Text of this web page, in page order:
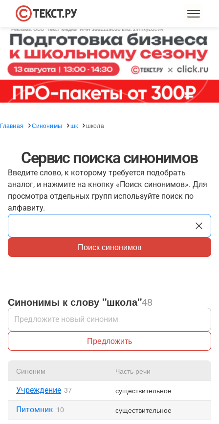
Главная Синонимы шк школа
Сервис поиска синонимов
Введите слово, к которому требуется подобрать
аналог, и нажмите на кнопку «Поиск синонимов». Для
просмотра отдельных групп используйте поиск по
алфавиту.
Поиск синонимов
Синонимы к слову "школа"48
Предложить
Синоним Часть речи
Учреждение 37 существительное
Питомник 10 существительное